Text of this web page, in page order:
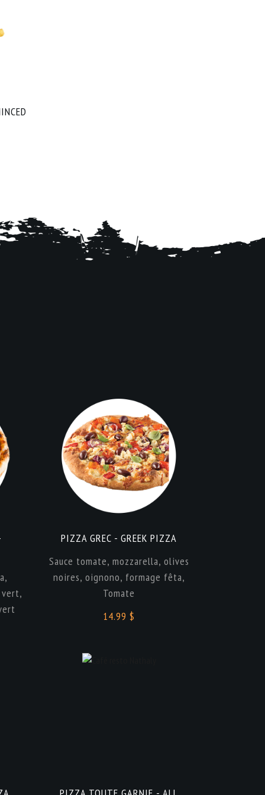
PIZZA GREC - GREEK PIZZA
Sauce tomate, mozzarella, olives
noires, oignono, formage fêta,
Tomate
14.99 $